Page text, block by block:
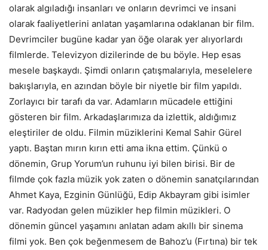
olarak algıladığı insanları ve onların devrimci ve insani
olarak faaliyetlerini anlatan yaşamlarına odaklanan bir film.
Devrimciler bugüne kadar yan öğe olarak yer alıyorlardı
filmlerde. Televizyon dizilerinde de bu böyle. Hep esas
mesele başkaydı. Şimdi onların çatışmalarıyla, meselelere
bakışlarıyla, en azından böyle bir niyetle bir film yapıldı.
Zorlayıcı bir tarafı da var. Adamların mücadele ettiğini
gösteren bir film. Arkadaşlarımıza da izlettik, aldığımız
eleştiriler de oldu. Filmin müziklerini Kemal Sahir Gürel
yaptı. Baştan mırın kırın etti ama ikna ettim. Çünkü o
dönemin, Grup Yorum’un ruhunu iyi bilen birisi. Bir de
filmde çok fazla müzik yok zaten o dönemin sanatçılarından
Ahmet Kaya, Ezginin Günlüğü, Edip Akbayram gibi isimler
var. Radyodan gelen müzikler hep filmin müzikleri. O
dönemin güncel yaşamını anlatan adam akıllı bir sinema
filmi yok. Ben çok beğenmesem de Bahoz’u (Fırtına) bir tek